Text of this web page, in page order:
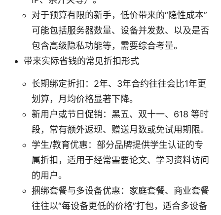
对于预算有限的新手，低价带来的“隐性成本”
可能包括服务器数量、设备并发数、以及是否
包含高级隐私功能等，需要综合考量。
带来实际省钱的常见折扣形式
长期绑定折扣：2年、3年合约往往会比1年更
划算，月均价格显著下降。
新用户或节日促销：黑五、双十一、618 等时
段，常有额外返现、赠送月数或免试用期限。
学生/教育优惠：部分品牌提供学生认证的专
属折扣，适用于经常需要论文、学习资料访问
的用户。
捆绑套餐与多设备优惠：家庭套餐、商业套餐
往往以“每设备更低的价格”打包，适合多设备